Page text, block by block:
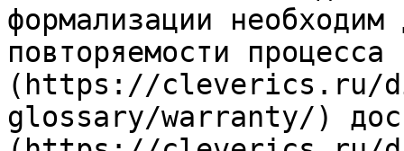
формализации необходим
повторяемости
(https://cleverics.ru/
glossary/warranty/)